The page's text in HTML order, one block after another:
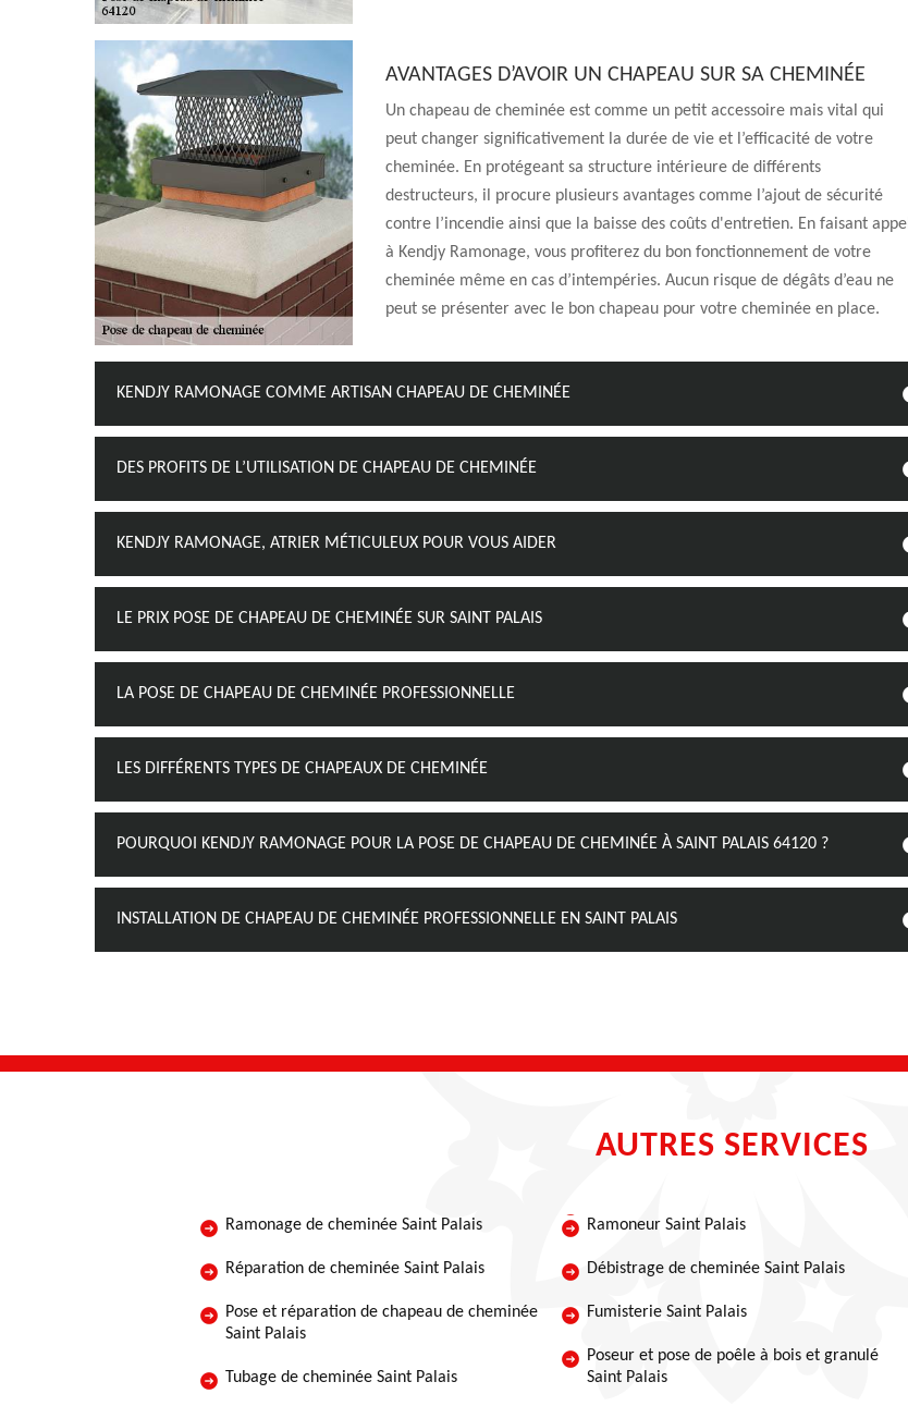
AVANTAGES D’AVOIR UN CHAPEAU SUR SA CHEMINÉE
Un chapeau de cheminée est comme un petit accessoire mais vital qui
peut changer significativement la durée de vie et l’efficacité de votre
cheminée. En protégeant sa structure intérieure de différents
destructeurs, il procure plusieurs avantages comme l’ajout de sécurité
contre l’incendie ainsi que la baisse des coûts d'entretien. En faisant appel
à Kendjy Ramonage, vous profiterez du bon fonctionnement de votre
cheminée même en cas d’intempéries. Aucun risque de dégâts d’eau ne
peut se présenter avec le bon chapeau pour votre cheminée en place.
KENDJY RAMONAGE COMME ARTISAN CHAPEAU DE CHEMINÉE
DES PROFITS DE L’UTILISATION DE CHAPEAU DE CHEMINÉE
KENDJY RAMONAGE, ATRIER MÉTICULEUX POUR VOUS AIDER
LE PRIX POSE DE CHAPEAU DE CHEMINÉE SUR SAINT PALAIS
LA POSE DE CHAPEAU DE CHEMINÉE PROFESSIONNELLE
LES DIFFÉRENTS TYPES DE CHAPEAUX DE CHEMINÉE
POURQUOI KENDJY RAMONAGE POUR LA POSE DE CHAPEAU DE CHEMINÉE À SAINT PALAIS 64120 ?
INSTALLATION DE CHAPEAU DE CHEMINÉE PROFESSIONNELLE EN SAINT PALAIS
AUTRES SERVICES
Ramonage de cheminée Saint Palais
Réparation de cheminée Saint Palais
Pose et réparation de chapeau de cheminée
Saint Palais
Tubage de cheminée Saint Palais
Ramoneur Saint Palais
Débistrage de cheminée Saint Palais
Fumisterie Saint Palais
Poseur et pose de poêle à bois et granulé
Saint Palais